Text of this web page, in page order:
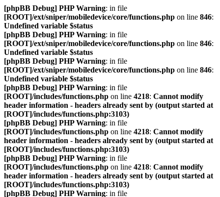
[phpBB Debug] PHP Warning: in file
[ROOT]/ext/sniper/mobiledevice/core/functions.php on line 846:
Undefined variable $status
[phpBB Debug] PHP Warning: in file
[ROOT]/ext/sniper/mobiledevice/core/functions.php on line 846:
Undefined variable $status
[phpBB Debug] PHP Warning: in file
[ROOT]/ext/sniper/mobiledevice/core/functions.php on line 846:
Undefined variable $status
[phpBB Debug] PHP Warning: in file
[ROOT]/includes/functions.php on line 4218: Cannot modify
header information - headers already sent by (output started at
[ROOT]/includes/functions.php:3103)
[phpBB Debug] PHP Warning: in file
[ROOT]/includes/functions.php on line 4218: Cannot modify
header information - headers already sent by (output started at
[ROOT]/includes/functions.php:3103)
[phpBB Debug] PHP Warning: in file
[ROOT]/includes/functions.php on line 4218: Cannot modify
header information - headers already sent by (output started at
[ROOT]/includes/functions.php:3103)
[phpBB Debug] PHP Warning: in file